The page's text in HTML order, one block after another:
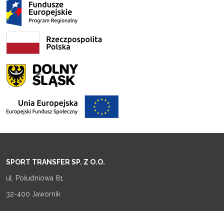
SPORT TRANSFER SP. Z O.O.
ul. Południowa 81
32-400 Jawornik